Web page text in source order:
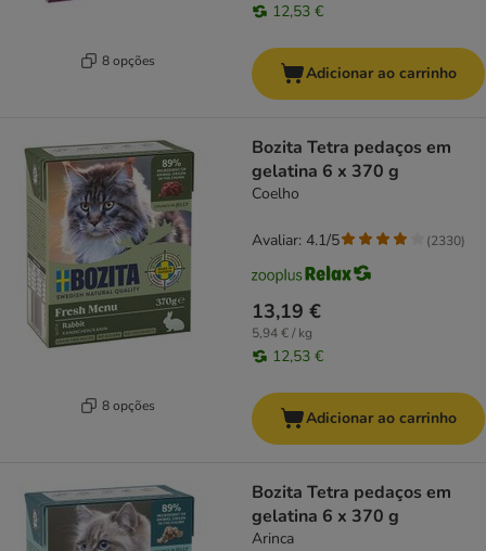
8 opções
12,53 €
Adicionar ao carrinho
8 opções
Bozita Tetra pedaços em
gelatina 6 x 370 g
Coelho
13,19 €
5,94 € / kg
12,53 €
Avaliar: 4.1/5 (2330)
Adicionar ao carrinho
Bozita Tetra pedaços em
gelatina 6 x 370 g
Arinca